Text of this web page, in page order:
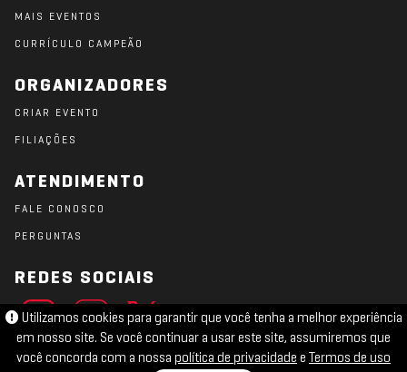
MAIS EVENTOS
CURRÍCULO CAMPEÃO
ORGANIZADORES
CRIAR EVENTO
FILIAÇÕES
ATENDIMENTO
FALE CONOSCO
PERGUNTAS
REDES SOCIAIS
Utilizamos cookies para garantir que você tenha a melhor experiência
em nosso site. Se você continuar a usar este site, assumiremos que
você concorda com a nossa política de privacidade e Termos de uso